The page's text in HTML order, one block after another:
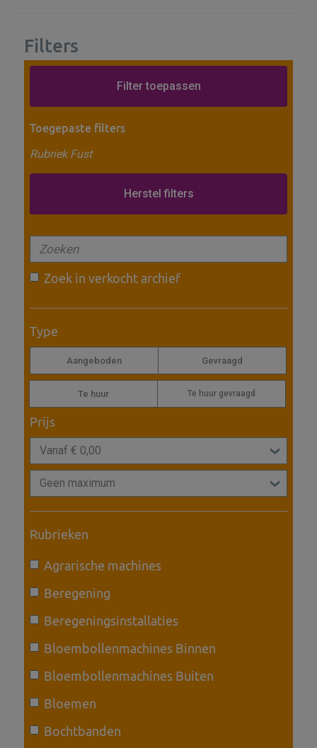
Filters
Toegepaste filters
Rubriek Fust
Herstel filters
Zoek in verkocht archief
Type
Aangeboden Gevraagd
Te huur Te huur gevraagd
Prijs
Rubrieken
Agrarische machines
Beregening
Beregeningsinstallaties
Bloembollenmachines Binnen
Bloembollenmachines Buiten
Bloemen
Bochtbanden